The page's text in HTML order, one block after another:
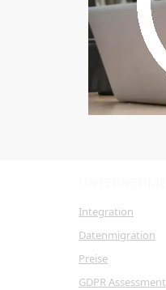
Integration
Datenmigration
Preise
GDPR Assessment